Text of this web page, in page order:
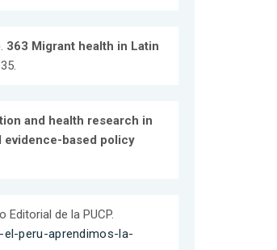
363 Migrant health in Latin
and health research in
based policy
Editorial de la PUCP.
peru-aprendimos-la-